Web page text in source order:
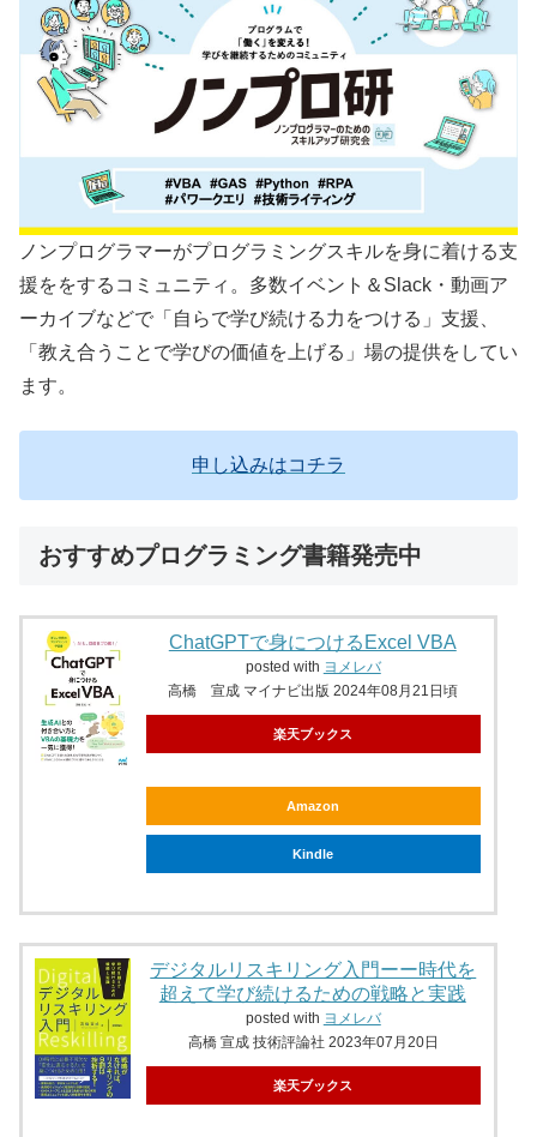
ノンプログラマーがプログラミングスキルを身に着ける支
援ををするコミュニティ。多数イベント＆Slack・動画ア
ーカイブなどで「自らで学び続ける力をつける」支援、
「教え合うことで学びの価値を上げる」場の提供をしてい
ます。
申し込みはコチラ
おすすめプログラミング書籍発売中
ChatGPTで身につけるExcel VBA
posted with ヨメレバ
高橋 宣成 マイナビ出版 2024年08月21日頃
楽天ブックス
Amazon
Kindle
デジタルリスキリング入門ーー時代を
超えて学び続けるための戦略と実践
posted with ヨメレバ
高橋 宣成 技術評論社 2023年07月20日
楽天ブックス